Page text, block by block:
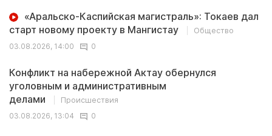
«Аральско-Каспийская магистраль»: Токаев дал
старт новому проекту в Мангистау
Общество
03.08.2026, 14:00
0
Конфликт на набережной Актау обернулся
уголовным и административным
делами
Происшествия
03.08.2026, 13:04
0